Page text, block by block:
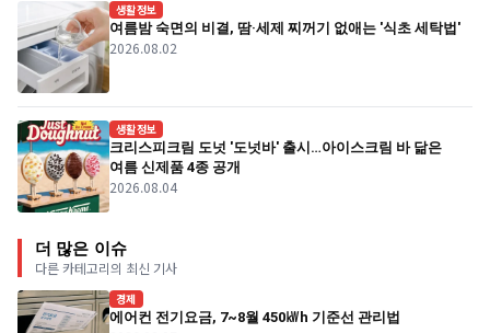
생활정보
여름밤 숙면의 비결, 땀·세제 찌꺼기 없애는 '식초 세탁법'
2026.08.02
생활정보
크리스피크림 도넛 '도넛바' 출시…아이스크림 바 닮은
여름 신제품 4종 공개
2026.08.04
더 많은 이슈
다른 카테고리의 최신 기사
경제
에어컨 전기요금, 7~8월 450㎾h 기준선 관리법